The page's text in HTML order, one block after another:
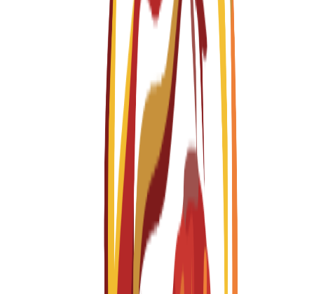
available programs
Lisans Yüksek Lisans
Brand Design and Hospitality
Fall 2026-2027 Başvurular açık
Design for Interaction and Extended Experiences
Fall 2026-2027Başvurular açık